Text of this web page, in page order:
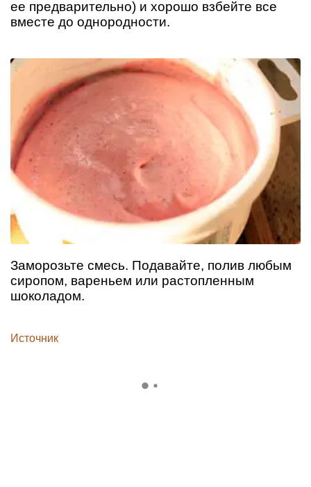
ее предварительно) и хорошо взбейте все
вместе до однородности.
Заморозьте смесь. Подавайте, полив любым
сиропом, вареньем или растопленным
шоколадом.
Источник